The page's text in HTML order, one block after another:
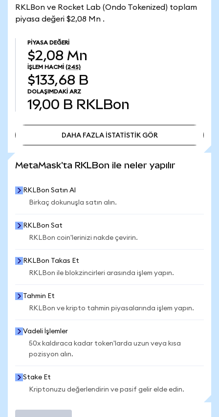
RKLBon ve Rocket Lab (Ondo Tokenized) toplam
piyasa değeri $2,08 Mn .
PIYASA DEĞERI
$2,08 Mn
İŞLEM HACMI (24S)
$133,68 B
DOLAŞIMDAKI ARZ
19,00 B RKLBon
DAHA FAZLA İSTATİSTİK GÖR
MetaMask'ta RKLBon ile neler yapılır
RKLBon Satın Al
Birkaç dokunuşla satın alın.
RKLBon Sat
RKLBon coin'lerinizi nakde çevirin.
RKLBon Takas Et
RKLBon ile blokzincirleri arasında işlem yapın.
Tahmin Et
RKLBon ve kripto tahmin piyasalarında işlem yapın.
Vadeli İşlemler
50x kaldıraca kadar token'larda uzun veya kısa
pozisyon alın.
Stake Et
Kriptonuzu değerlendirin ve pasif gelir elde edin.